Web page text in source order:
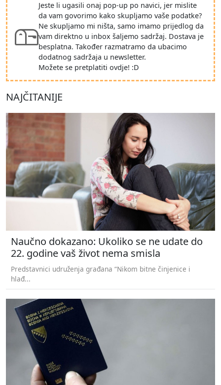
Jeste li ugasili onaj pop-up po navici, jer mislite
da vam govorimo kako skupljamo vaše podatke?
Ne skupljamo mi ništa, samo imamo prijedlog da
vam direktno u inbox šaljemo sadržaj. Dostava je
besplatna. Također razmatramo da ubacimo
dodatnog sadržaja u newsletter.
Možete se pretplatiti ovdje! :D
NAJČITANIJE
Naučno dokazano: Ukoliko se ne udate do
22. godine vaš život nema smisla
Predstavnici udruženja građana “Nikom bitne činjenice i
hlađ...